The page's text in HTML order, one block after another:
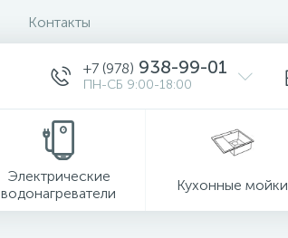
Контакты
+7 (978) 938-99-01
ПН-СБ 9:00-18:00
Электрические
водонагреватели
Кухонные мойки